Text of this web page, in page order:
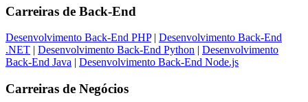
Carreiras de Back-End
Desenvolvimento Back-End PHP| Desenvolvimento Back-End
.NET | Desenvolvimento Back-End Python | Desenvolvimento
Back-End Java | Desenvolvimento Back-End Node.js
Carreiras de Negócios